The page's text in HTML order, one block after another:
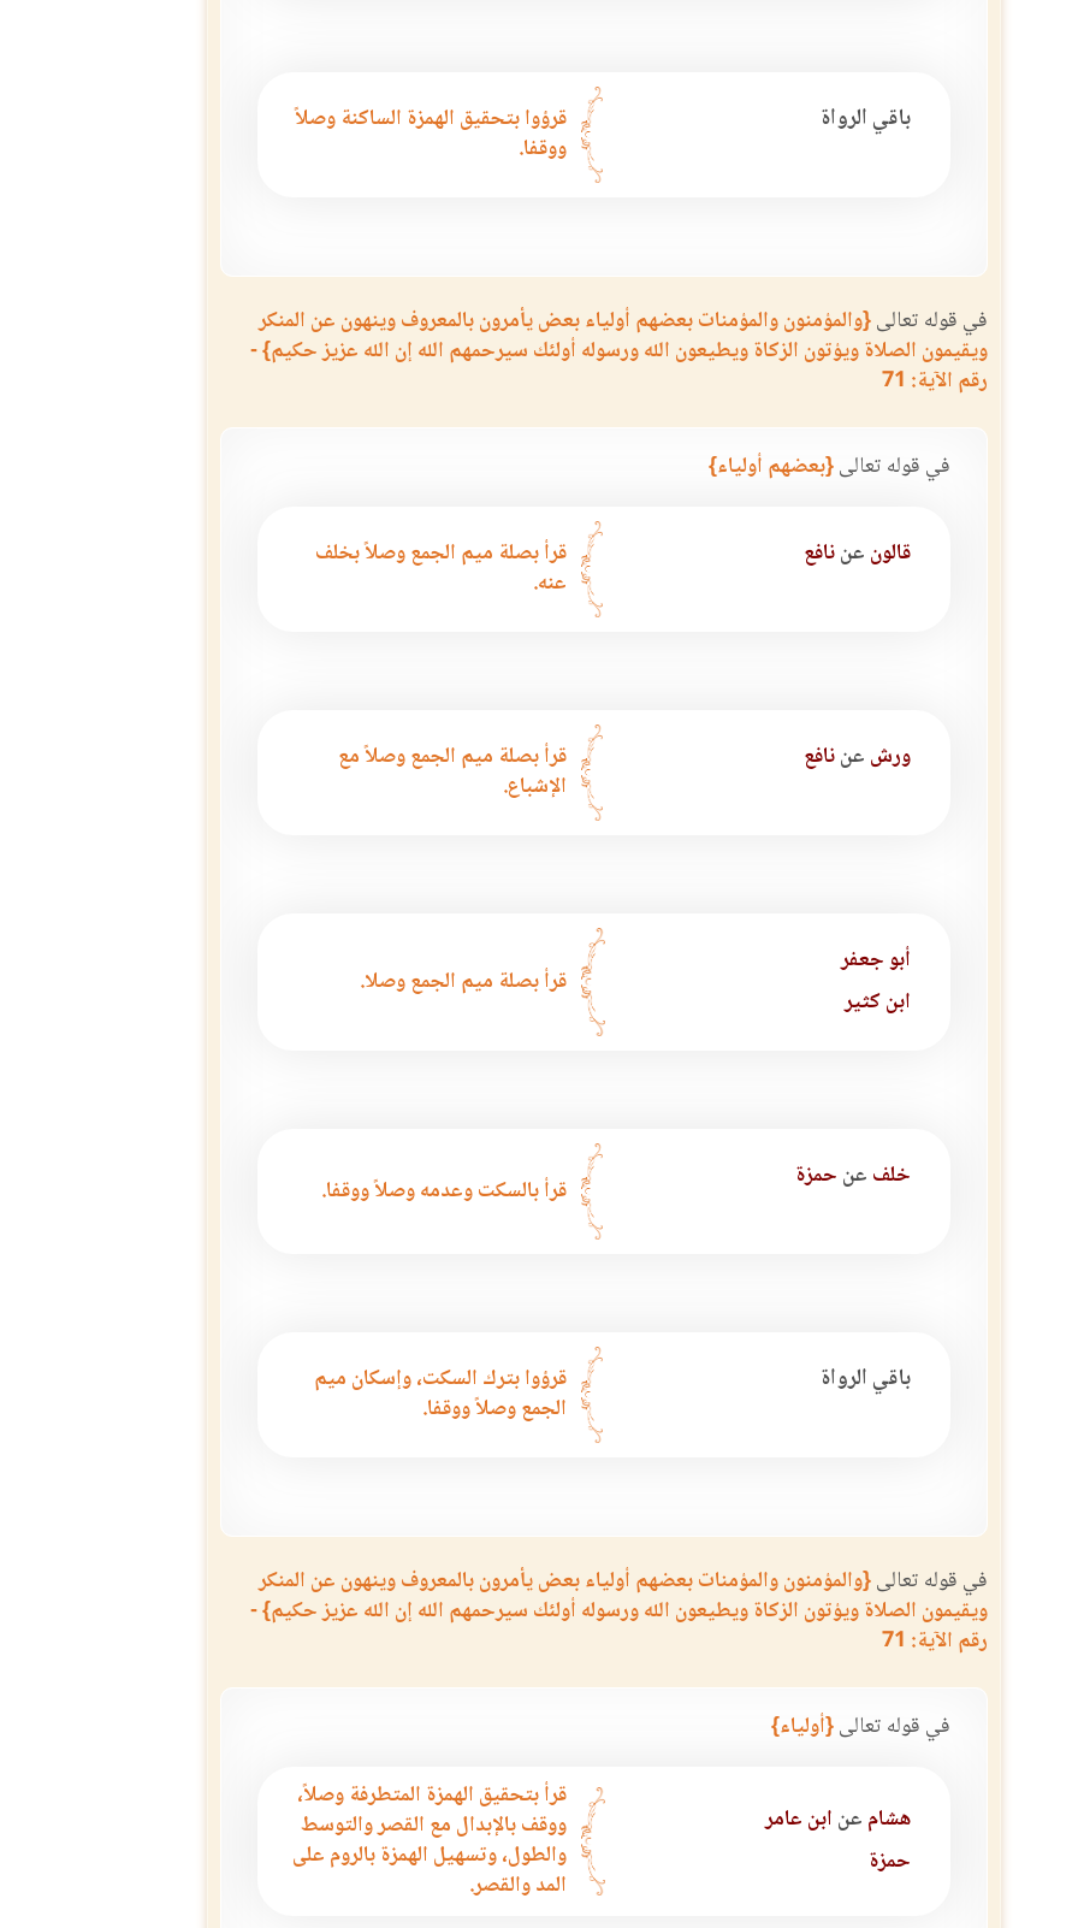
باقي الرواة
قرؤوا بتحقيق الهمزة الساكنة وصلاً
ووقفا.
في قوله تعالى{والمؤمنون والمؤمنات بعضهم أولياء بعض يأمرون بالمعروف وينهون عن المنكر
ويقيمون الصلاة ويؤتون الزكاة ويطيعون الله ورسوله أولئك سيرحمهم الله إن الله عزيز حكيم} -
رقم الآية: 71
في قوله تعالى{بعضهم أولياء}
قالون عننافع
قرأ بصلة ميم الجمع وصلاً بخلف
عنه.
ورش عننافع
قرأ بصلة ميم الجمع وصلاً مع
الإشباع.
أبو جعفر
ابن كثير
قرأ بصلة ميم الجمع وصلا.
خلف عن حمزة قرأ بالسكت وعدمه وصلاً ووقفا.
باقي الرواة
قرؤوا بترك السكت، وإسكان ميم
الجمع وصلاً ووقفا.
في قوله تعالى{والمؤمنون والمؤمنات بعضهم أولياء بعض يأمرون بالمعروف وينهون عن المنكر
ويقيمون الصلاة ويؤتون الزكاة ويطيعون الله ورسوله أولئك سيرحمهم الله إن الله عزيز حكيم} -
رقم الآية: 71
في قوله تعالى{أولياء}
هشام عن ابن عامر
حمزة
قرأ بتحقيق الهمزة المتطرفة وصلاً،
ووقف بالإبدال مع القصر والتوسط
والطول، وتسهيل الهمزة بالروم على
المد والقصر.